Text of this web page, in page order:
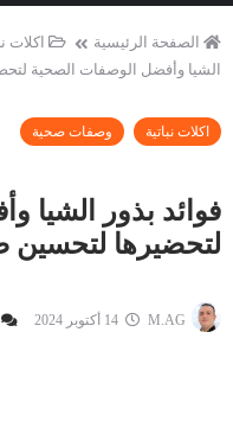
الصفحة الرئيسية اكلات
الشيا وأفضل الوصفات الصحية
اكلات نباتية وصفات صحية
فوائد بذور الشيا
لتحضيرها
M.AG